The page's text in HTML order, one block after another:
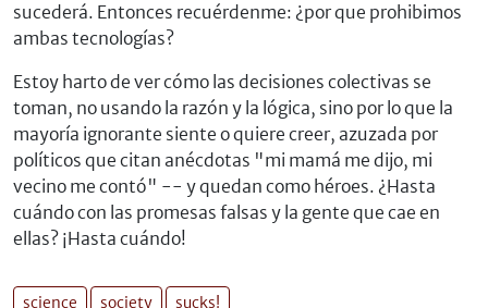
sucederá. Entonces recuérdenme: ¿por que prohibimos
ambas tecnologías?
Estoy harto de ver cómo las decisiones colectivas se
toman, no usando la razón y la lógica, sino por lo que la
mayoría ignorante siente o quiere creer, azuzada por
políticos que citan anécdotas "mi mamá me dijo, mi
vecino me contó" -- y quedan como héroes. ¿Hasta
cuándo con las promesas falsas y la gente que cae en
ellas? ¡Hasta cuándo!
science society sucks!